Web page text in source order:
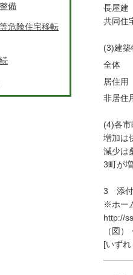
長
共同
(3)
全体
居住
非居
(4)各
増加は
減少は
3町が
3 添付
※ホー
http://
（図
[いず
備
危険住宅移転